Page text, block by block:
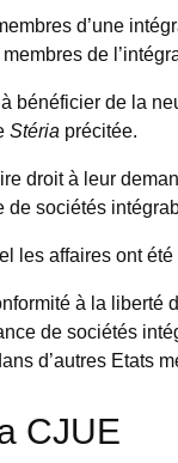
d’une
de
bénéficier de la
Stéria précitée.
droit à leur
de sociétés
les affaires ont
à la liberté
de sociétés
d’autres Etats
CJUE